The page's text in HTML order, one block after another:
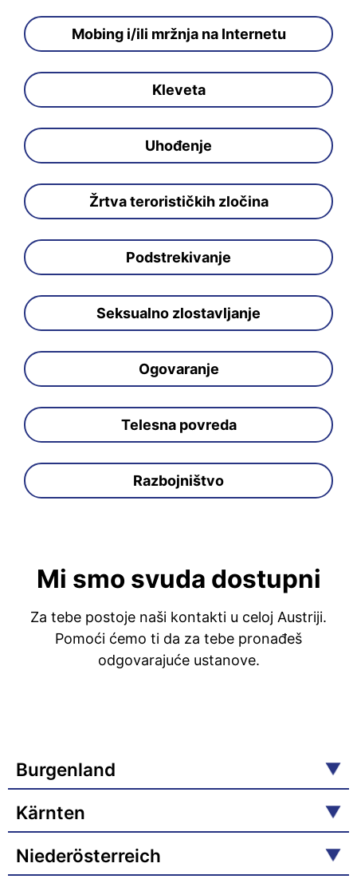
Mobing i/ili mržnja na Internetu
Kleveta
Uhođenje
Žrtva terorističkih zločina
Podstrekivanje
Seksualno zlostavljanje
Ogovaranje
Telesna povreda
Razbojništvo
Mi smo svuda dostupni
Za tebe postoje naši kontakti u celoj Austriji.
Pomoći ćemo ti da za tebe pronađeš
odgovarajuće ustanove.
Burgenland
Kärnten
Niederösterreich